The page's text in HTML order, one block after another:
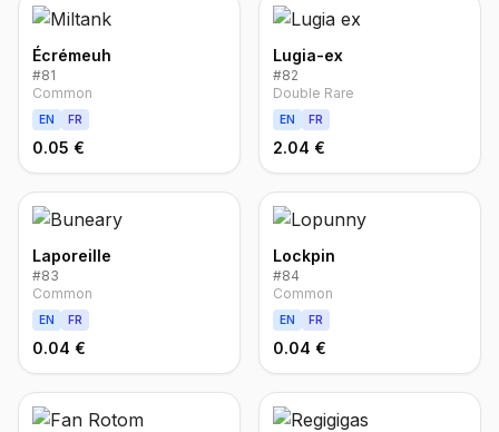
Écrémeuh
#81
Common
EN FR
0.05 €
Lugia-ex
#82
Double Rare
EN FR
2.04 €
Laporeille
#83
Common
EN FR
0.04 €
Lockpin
#84
Common
EN FR
0.04 €